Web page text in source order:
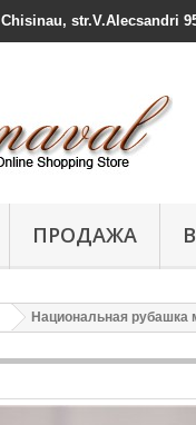
Chisinau, str.V.Alecsandri
ПРОДАЖА
Национальная рубашка